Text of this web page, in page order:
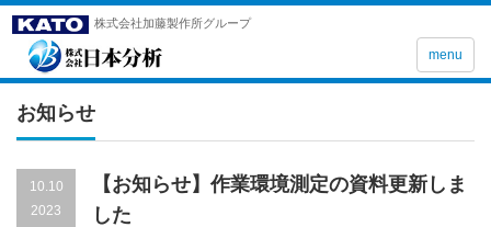
株式会社加藤製作所グループ
menu
お知らせ
10.10
2023
【お知らせ】作業環境測定の資料更新しま
した